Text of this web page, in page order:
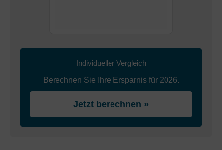
Individueller Vergleich
Berechnen Sie Ihre Ersparnis für 2026.
Jetzt berechnen »